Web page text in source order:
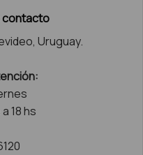
contacto
Uruguay.
18 hs